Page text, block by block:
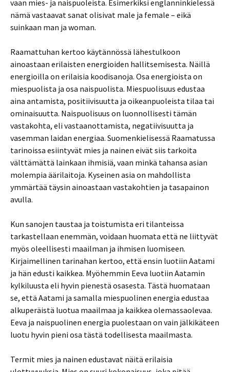
vaan mies- ja naispuoleista. Esimerkiksi englanninkielessä
nämä vastaavat sanat olisivat male ja female – eikä
suinkaan man ja woman.
Raamattuhan kertoo käytännössä lähestulkoon
ainoastaan erilaisten energioiden hallitsemisesta. Näillä
energioilla on erilaisia koodisanoja. Osa energioista on
miespuolista ja osa naispuolista. Miespuolisuus edustaa
aina antamista, positiivisuutta ja oikeanpuoleista tilaa tai
ominaisuutta. Naispuolisuus on luonnollisesti tämän
vastakohta, eli vastaanottamista, negatiivisuutta ja
vasemman laidan energiaa. Suomenkielisessä Raamatussa
tarinoissa esiintyvät mies ja nainen eivät siis tarkoita
välttämättä lainkaan ihmisiä, vaan minkä tahansa asian
molempia äärilaitoja. Kyseinen asia on mahdollista
ymmärtää täysin ainoastaan vastakohtien ja tasapainon
avulla.
Kun sanojen taustaa ja toistumista eri tilanteissa
tarkastellaan enemmän, voidaan huomata että ne liittyvät
myös oleellisesti maailman ja ihmisen luomiseen.
Kirjaimellinen tarinahan kertoo, että ensin luotiin Aatami
ja hän edusti kaikkea. Myöhemmin Eeva luotiin Aatamin
kylkiluusta eli hyvin pienestä osasesta. Tästä huomataan
se, että Aatami ja samalla miespuolinen energia edustaa
alkuperäistä luotua maailmaa ja kaikkea olemassaolevaa.
Eeva ja naispuolinen energia puolestaan on vain jälkikäteen
luotu hyvin pieni osa tästä todellisesta maailmasta.
Termit mies ja nainen edustavat näitä erilaisia